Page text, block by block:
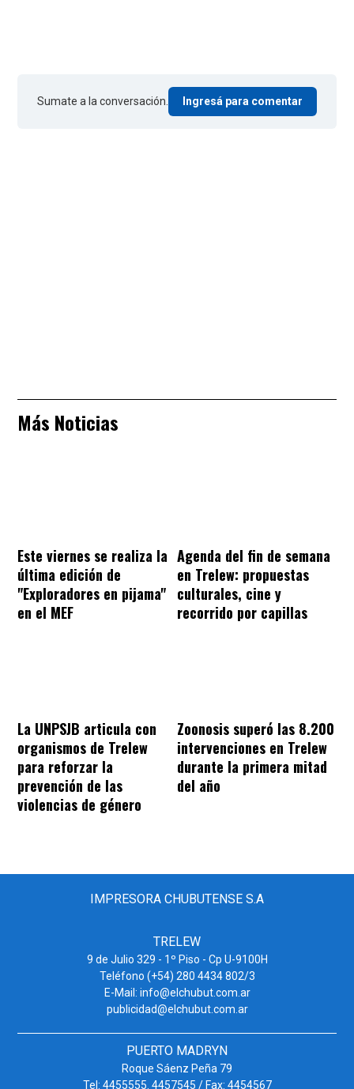
Sumate a la conversación. Ingresá para comentar
Más Noticias
Este viernes se realiza la
última edición de
"Exploradores en pijama"
en el MEF
Agenda del fin de semana
en Trelew: propuestas
culturales, cine y
recorrido por capillas
La UNPSJB articula con
organismos de Trelew
para reforzar la
prevención de las
violencias de género
Zoonosis superó las 8.200
intervenciones en Trelew
durante la primera mitad
del año
IMPRESORA CHUBUTENSE S.A
TRELEW
9 de Julio 329 - 1º Piso - Cp U-9100H
Teléfono (+54) 280 4434 802/3
E-Mail: info@elchubut.com.ar
publicidad@elchubut.com.ar
PUERTO MADRYN
Roque Sáenz Peña 79
Tel: 4455555. 4457545 / Fax: 4454567